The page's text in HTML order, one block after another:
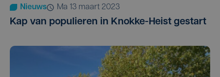
Nieuws ma 13 maart 2023
Kap van populieren in Knokke-Heist gestart